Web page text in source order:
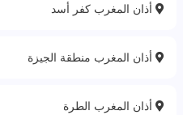
أذان المغرب كفر أسد
أذان المغرب منطقة الجيزة
أذان المغرب الطرة